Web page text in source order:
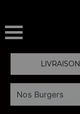
LIVRAISON